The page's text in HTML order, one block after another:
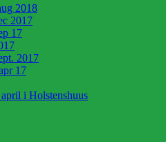
2018
2017
17
2017
17
i Holstenshuus